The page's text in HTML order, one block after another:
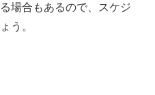
場合もあるので、スケジ
う。